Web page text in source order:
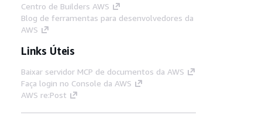
Centro de Builders AWS
Blog de ferramentas para desenvolvedores da
AWS
Links Úteis
Baixar servidor MCP de documentos da AWS
Faça login no Console da AWS
AWS re:Post